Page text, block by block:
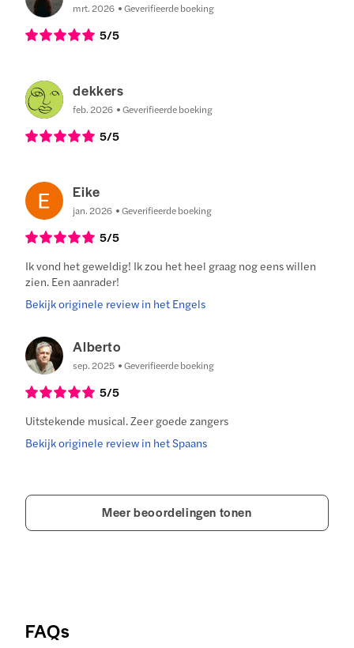
mrt. 2026 Geverifieerde boeking
5/5
dekkers
feb. 2026 Geverifieerde boeking
5/5
Eike
jan. 2026 Geverifieerde boeking
5/5
Ik vond het geweldig! Ik zou het heel graag nog eens willen
zien. Een aanrader!
Bekijk originele review in het Engels
Alberto
sep. 2025 Geverifieerde boeking
5/5
Uitstekende musical. Zeer goede zangers
Bekijk originele review in het Spaans
Meer beoordelingen tonen
FAQs